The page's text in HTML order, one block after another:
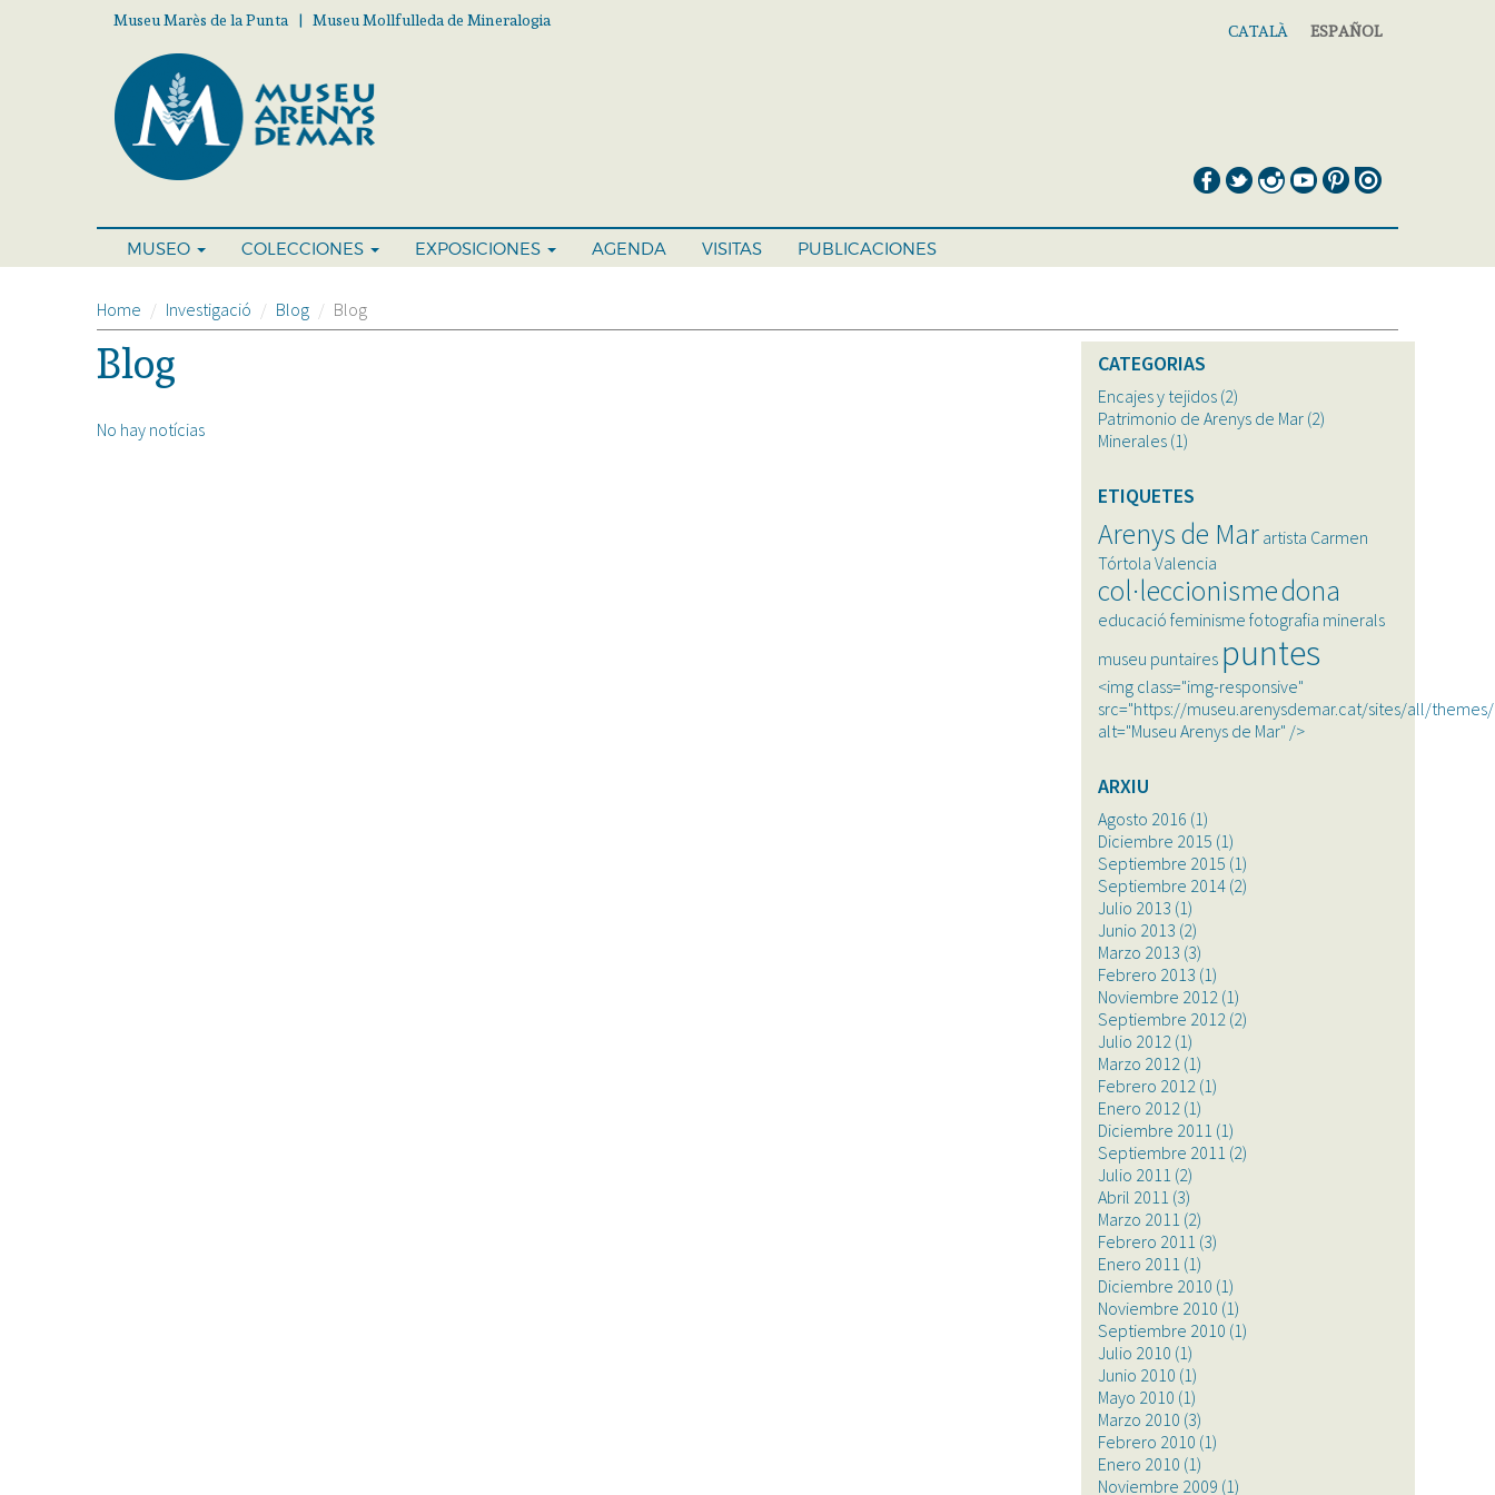
ESPAÑOL
CATALÀ
Museu Marès de la Punta | Museu Mollfulleda de Mineralogia
MUSEO COLECCIONES EXPOSICIONES AGENDA VISITAS PUBLICACIONES
Home Investigació Blog Blog
Blog
No hay notícias
CATEGORIAS
Encajes y tejidos (2)
Patrimonio de Arenys de Mar (2)
Minerales (1)
ETIQUETES
Arenys de Mar artista Carmen
Tórtola Valencia
col·leccionismedona
educació feminisme fotografia minerals
museu puntaires puntes
<img class="img-responsive"
src="https://museu.arenysdemar.cat/sites/all/
alt="Museu Arenys de Mar" />
ARXIU
Agosto 2016 (1)
Diciembre 2015 (1)
Septiembre 2015 (1)
Septiembre 2014 (2)
Julio 2013 (1)
Junio 2013 (2)
Marzo 2013 (3)
Febrero 2013 (1)
Noviembre 2012 (1)
Septiembre 2012 (2)
Julio 2012 (1)
Marzo 2012 (1)
Febrero 2012 (1)
Enero 2012 (1)
Diciembre 2011 (1)
Septiembre 2011 (2)
Julio 2011 (2)
Abril 2011 (3)
Marzo 2011 (2)
Febrero 2011 (3)
Enero 2011 (1)
Diciembre 2010 (1)
Noviembre 2010 (1)
Septiembre 2010 (1)
Julio 2010 (1)
Junio 2010 (1)
Mayo 2010 (1)
Marzo 2010 (3)
Febrero 2010 (1)
Enero 2010 (1)
Noviembre 2009 (1)